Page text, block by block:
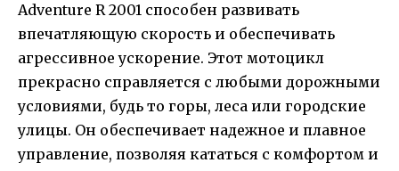
Adventure R 2001 способен развивать
впечатляющую скорость и обеспечивать
агрессивное ускорение. Этот мотоцикл
прекрасно справляется с любыми дорожными
условиями, будь то горы, леса или городские
улицы. Он обеспечивает надежное и плавное
управление, позволяя кататься с комфортом и